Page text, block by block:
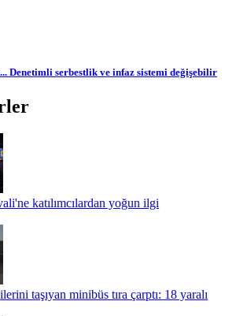
Denetimli serbestlik ve infaz sistemi değişebilir
katılımcılardan yoğun ilgi
taşıyan minibüs tıra çarptı: 18 yaralı